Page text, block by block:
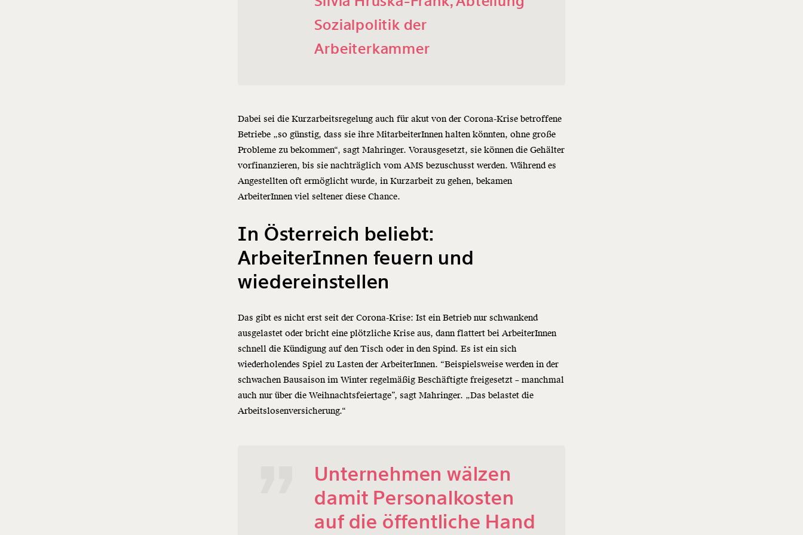
Sozialpolitik der
Arbeiterkammer
Dabei sei die Kurzarbeitsregelung auch für akut von der Corona-Krise betroffene
Betriebe „so günstig, dass sie ihre MitarbeiterInnen halten könnten, ohne große
Probleme zu bekommen“, sagt Mahringer. Vorausgesetzt, sie können die Gehälter
vorfinanzieren, bis sie nachträglich vom AMS bezuschusst werden. Während es
Angestellten oft ermöglicht wurde, in Kurzarbeit zu gehen, bekamen
ArbeiterInnen viel seltener diese Chance.
In Österreich beliebt:
ArbeiterInnen feuern und
wiedereinstellen
Das gibt es nicht erst seit der Corona-Krise: Ist ein Betrieb nur schwankend
ausgelastet oder bricht eine plötzliche Krise aus, dann flattert bei ArbeiterInnen
schnell die Kündigung auf den Tisch oder in den Spind. Es ist ein sich
wiederholendes Spiel zu Lasten der ArbeiterInnen. “Beispielsweise werden in der
schwachen Bausaison im Winter regelmäßig Beschäftigte freigesetzt – manchmal
auch nur über die Weihnachtsfeiertage”, sagt Mahringer. „Das belastet die
Arbeitslosenversicherung.“
Unternehmen wälzen
damit Personalkosten
auf die öffentliche Hand